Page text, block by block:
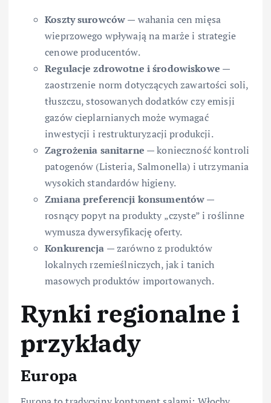
Koszty surowców— wahania cen mięsa
wieprzowego wpływają na marże i strategie
cenowe producentów.
Regulacje zdrowotne i środowiskowe —
zaostrzenie norm dotyczących zawartości soli,
tłuszczu, stosowanych dodatków czy emisji
gazów cieplarnianych może wymagać
inwestycji i restrukturyzacji produkcji.
Zagrożenia sanitarne — konieczność kontroli
patogenów (Listeria, Salmonella) i utrzymania
wysokich standardów higieny.
Zmiana preferencji konsumentów—
rosnący popyt na produkty „czyste” i roślinne
wymusza dywersyfikację oferty.
Konkurencja — zarówno z produktów
lokalnych rzemieślniczych, jak i tanich
masowych produktów importowanych.
Rynki regionalne i
przykłady
Europa